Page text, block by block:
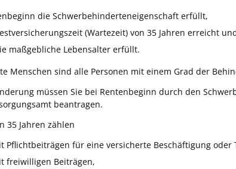
die Schwerbehinderteneigenschaft erfüllt,
(Wartezeit) von 35 Jahren erreicht
maßgebliche Lebensalter erfüllt.
Menschen sind alle Personen mit einem Grad der
müssen Sie bei Rentenbeginn durch den
beantragen.
35 Jahren zählen
Pflichtbeiträgen für eine versicherte Beschäftigung oder
freiwilligen Beiträgen,